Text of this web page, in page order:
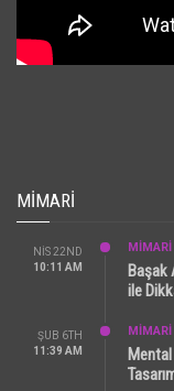
MIMARI
NIS 22ND
10:11 AM
MİMARİ
Başak
ile
ŞUB 6TH
11:39 AM
MİMARİ